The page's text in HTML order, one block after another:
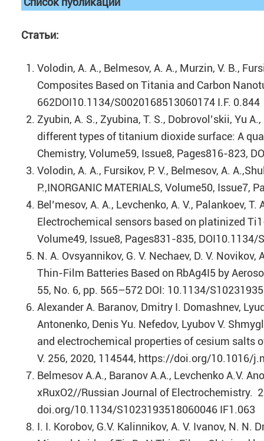
Статьи:
Volodin, A. A., Belmesov, A. A., Murzin, V. B.,
Composites Based on Titania and Carbon
662DOI10.1134/S0020168513060174 I.F. 0.844
Zyubin, A. S., Zyubina, T. S., Dobrovol’skii, Yu
different types of titanium dioxide surface: A
Chemistry, Volume59, Issue8, Pages816-823,
Volodin, A. A., Fursikov, P. V., Belmesov, A.
P.,INORGANIC MATERIALS, Volume50,
Bel’mesov, A. A., Levchenko, A. V., Palankoev,
Electrochemical sensors based on platinized
Volume49, Issue8, Pages831-835, DOI10.1134/
N. A. Ovsyannikov, G. V. Nechaev, D. V.
Thin-Film Batteries Based on RbAg4I5 by
55, No. 6, pp. 565–572 DOI: 10.1134/
Alexander A. Baranov, Dmitry I. Domashnev,
Antonenko, Denis Yu. Nefedov, Lyubov V.
and electrochemical properties of cesium salts
V. 256, 2020, 114544, https://doi.org/10.1016/
Belmesov A.A., Baranov A.A., Levchenko A.V.
xRuxO2//Russian Journal of Electrochemistry.
doi.org/10.1134/S1023193518060046 IF1.063
I. I. Korobov, G.V. Kalinnikov, A. V. Ivanov, N. N.